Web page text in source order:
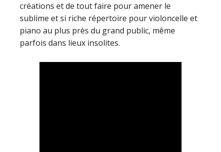
créations et de tout faire pour amener le
sublime et si riche répertoire pour violoncelle et
piano au plus près du grand public, même
parfois dans lieux insolites.